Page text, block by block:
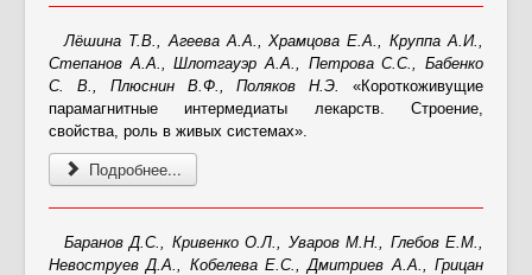
Лёшина Т.В., Агеева А.А., Храмцова Е.А., Круппа А.И.,
Степанов А.А., Шлотгауэр А.А., Петрова С.С., Бабенко
С. В., Плюснин В.Ф., Поляков Н.Э.
«Короткоживущие
парамагнитные интермедиаты лекарств. Строение,
свойства, роль в живых системах».
Подробнее...
Баранов Д.С., Кривенко О.Л., Уваров М.Н., Глебов Е.М.,
Невоструев Д.А., Кобелева Е.С., Дмитриев А.А., Грицан